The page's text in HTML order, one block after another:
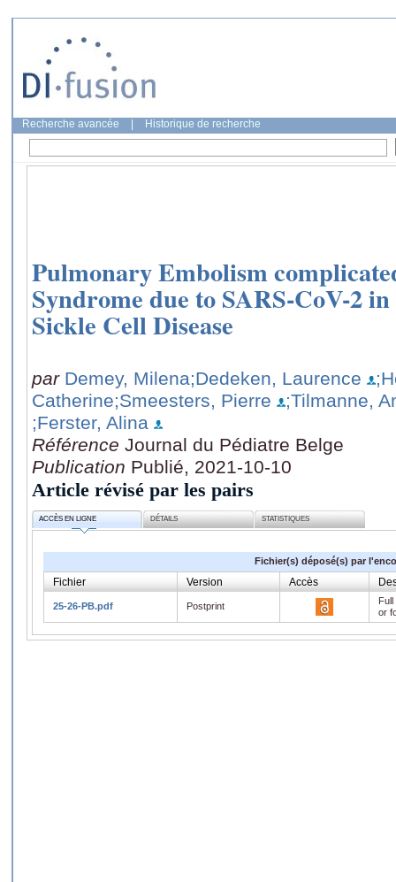
Recherche avancée Historique de recherche
Pulmonary Embolism
Syndrome due to SARS-CoV-2
Sickle Cell Disease
par Demey, Milena;Dedeken, Laurence
Catherine;Smeesters, Pierre
;Tilmanne,
;Ferster, Alina
Référence Journal du Pédiatre Belge
Publication Publié, 2021-10-10
Article révisé par les pairs
ACCÈS EN LIGNE DÉTAILS STATISTIQUES
Fichier(s) déposé(s) par
Fichier Version Accès
25-26-PB.pdf Postprint
or